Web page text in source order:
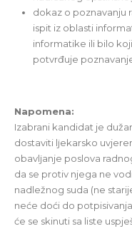
dokaz o poznavanju
ispit iz oblasti
informatike ili bilo
potvrđuje
Napomena:
Izabrani kandidat je
dostaviti lјekarsko
obavlјanje poslova
da se protiv njega ne
nadležnog suda (ne
neće doći do
će se skinuti sa liste